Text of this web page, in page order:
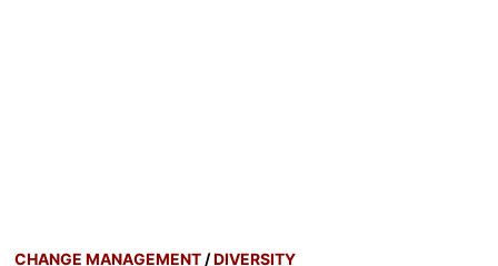
CHANGE MANAGEMENT /DIVERSITY